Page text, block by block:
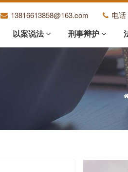
13816613858@163.com 电话
以案说法 刑事辩护